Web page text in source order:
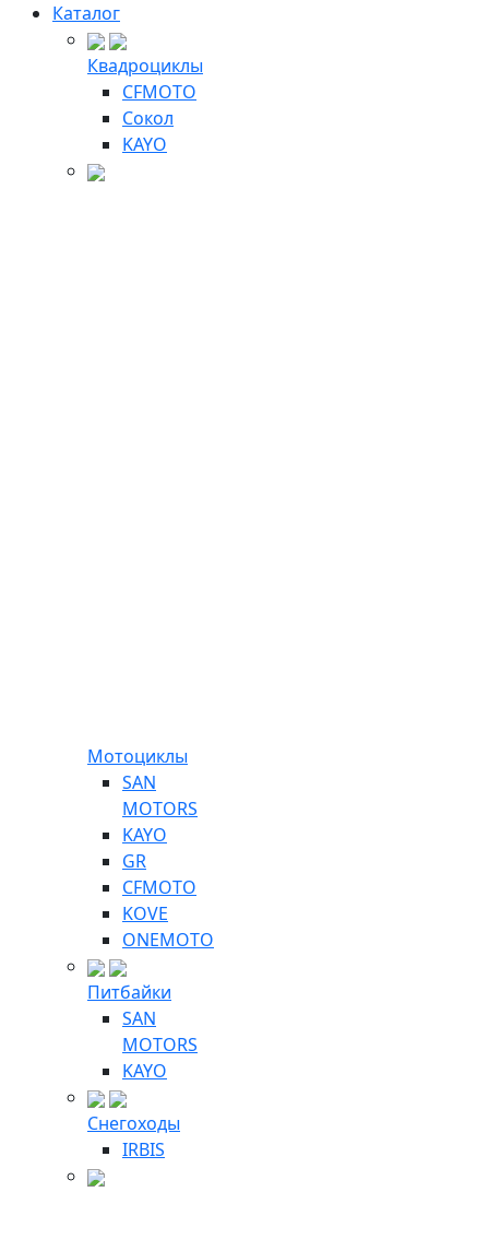
Каталог
Квадроциклы
CFMOTO
Сокол
KAYO
Мотоциклы
SAN
MOTORS
KAYO
GR
CFMOTO
KOVE
ONEMOTO
Питбайки
SAN
MOTORS
KAYO
Снегоходы
IRBIS